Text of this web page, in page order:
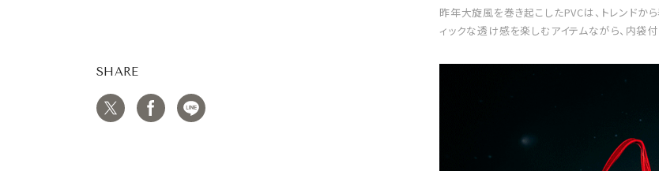
SHARE
昨年大旋風を巻き起こしたPVCは、トレンドか
ィックな透け感を楽しむアイテムながら、内袋